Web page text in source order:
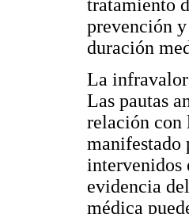
tratamiento
prevención
duración
La
Las pautas
relación con
manifestado
intervenidos
evidencia
médica